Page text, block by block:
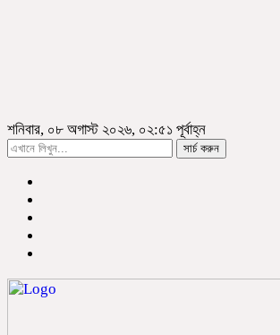
শনিবার, ০৮ অগাস্ট ২০২৬, ০২:৫১ পূর্বাহ্ন
সার্চ করুন